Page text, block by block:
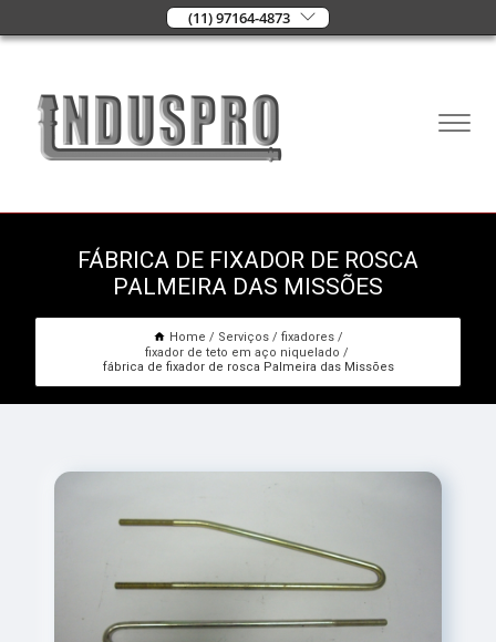
(11) 97164-4873
FÁBRICA DE FIXADOR DE ROSCA
PALMEIRA DAS MISSÕES
Home Serviços
fixadores
fixador de teto em aço niquelado
fábrica de fixador de rosca Palmeira das Missões